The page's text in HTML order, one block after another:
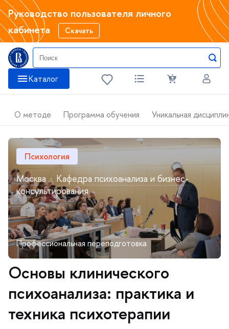
Руководство пользователя личного
кабинета
Скачать
Катало
О методе Программа обучения Уникальная
Психология
Москва · Кафедра психоанализа и бизнес-
консультирования
Основы клинического
психоанализа: практика и
техника психотерапии